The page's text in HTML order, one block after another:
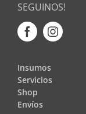
SEGUINOS!
Insumos
Servicios
Shop
Envíos